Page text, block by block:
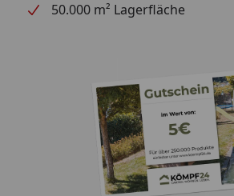
50.000 m² Lagerfläche